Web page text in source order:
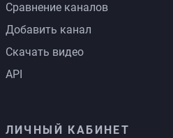
Сравнение каналов
Добавить канал
Скачать видео
API
ЛИЧНЫЙ КАБИНЕТ